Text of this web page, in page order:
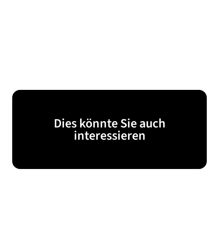
Dies könnte Sie auch
interessieren